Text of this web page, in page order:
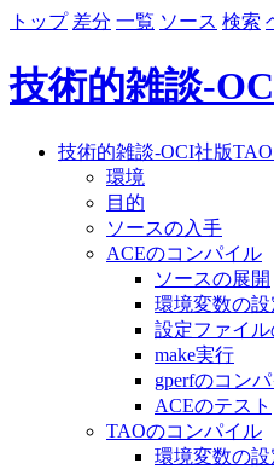
トップ 差分 一覧 ソース 検索
技術的雑談-
技術的雑談-OCI社版
環境
目的
ソースの入手
ACEのコンパイル
ソースの展開
環境変数の設
設定ファイ
make実行
gperfのコン
ACEのテスト
TAOのコンパイル
環境変数の設